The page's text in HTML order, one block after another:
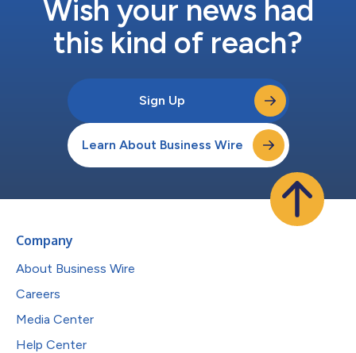
Wish your news had
this kind of reach?
Sign Up
Learn About Business Wire
Company
About Business Wire
Careers
Media Center
Help Center